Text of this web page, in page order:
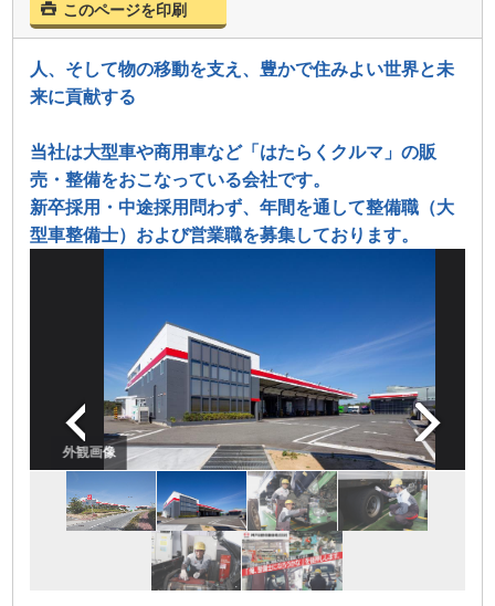
このページを印刷
人、そして物の移動を支え、豊かで住みよい世界と未
来に貢献する
当社は大型車や商用車など「はたらくクルマ」の販
売・整備をおこなっている会社です。
新卒採用・中途採用問わず、年間を通して整備職（大
型車整備士）および営業職を募集しております。
外観画像